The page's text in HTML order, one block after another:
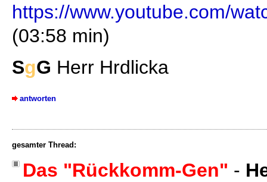
https://www.youtube.com/
(03:58 min)
SgG Herr Hrdlicka
antworten
gesamter Thread:
Das "Rückkomm-Gen" -